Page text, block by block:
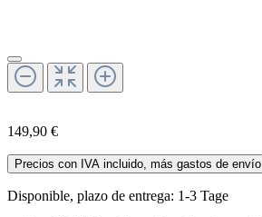
149,90 €
Precios con IVA incluido, más gastos de envío
Disponible, plazo de entrega: 1-3 Tage